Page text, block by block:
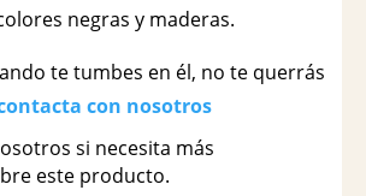
negras y maderas.
te tumbes en él, no te querrás
con nosotros
si necesita más
este producto.